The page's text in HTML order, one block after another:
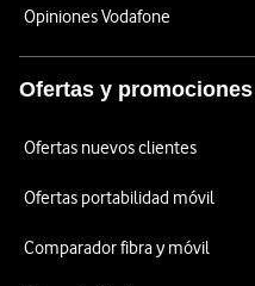
Opiniones Vodafone
Ofertas y promociones
Ofertas nuevos clientes
Ofertas portabilidad móvil
Comparador fibra y móvil